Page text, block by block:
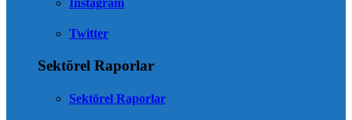
İnstagram
Twitter
Sektörel Raporlar
Sektörel Raporlar